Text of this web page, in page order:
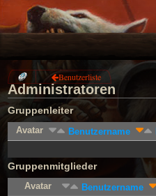
Benutzerliste
Administratoren
Gruppenleiter
Avatar Benutzername
Gruppenmitglieder
Avatar Benutzername